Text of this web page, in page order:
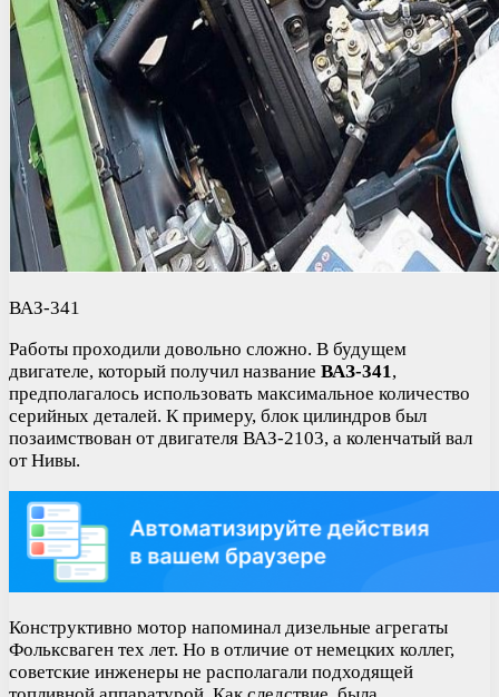
ВАЗ-341
Работы проходили довольно сложно. В будущем
двигателе, который получил название ВАЗ-341,
предполагалось использовать максимальное количество
серийных деталей. К примеру, блок цилиндров был
позаимствован от двигателя ВАЗ-2103, а коленчатый вал
от Нивы.
Конструктивно мотор напоминал дизельные агрегаты
Фольксваген тех лет. Но в отличие от немецких коллег,
советские инженеры не располагали подходящей